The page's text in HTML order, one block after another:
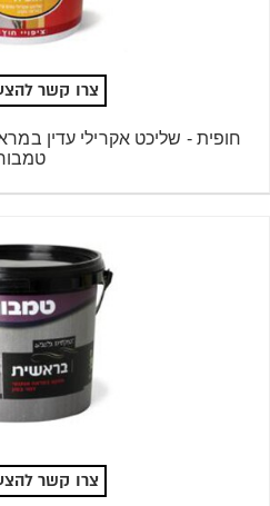
צרו קשר
חופית - שליכט אקרילי עדין
צרו קשר